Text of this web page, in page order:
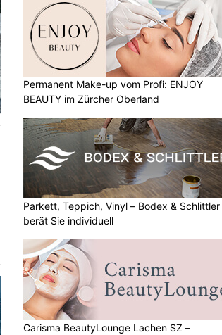
Permanent Make-up vom Profi: ENJOY
BEAUTY im Zürcher Oberland
Parkett, Teppich, Vinyl – Bodex & Schlittler
berät Sie individuell
Carisma BeautyLounge Lachen SZ –